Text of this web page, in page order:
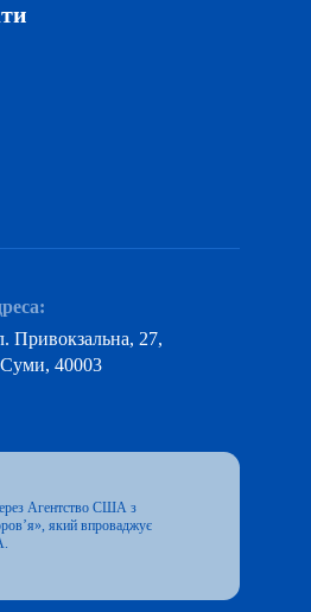
Привокзальна, 27,
40003
Агентство США з
який впроваджує